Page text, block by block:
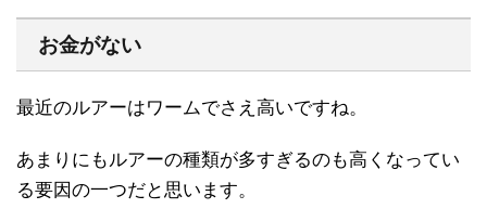
お金がない
最近のルアーはワームでさえ高いですね。
あまりにもルアーの種類が多すぎるのも高くなってい
る要因の一つだと思います。